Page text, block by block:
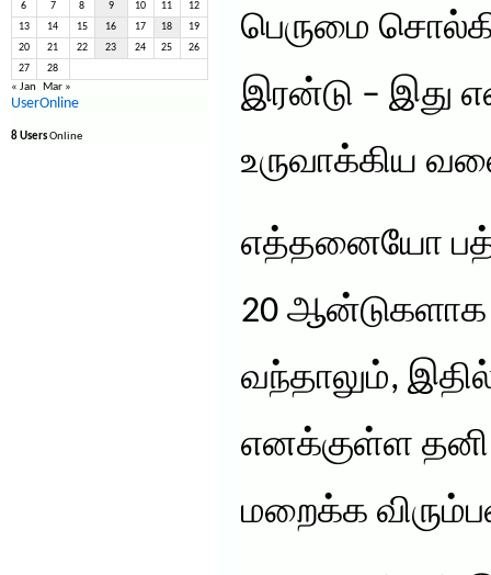
6 7 8 9 10 11 12
13 14 15 16 17 18 19
20 21 22 23 24 25 26
27 28
« Jan Mar »
UserOnline
8 UsersOnline
பெருமை
இரன்டு – இது
உருவாக்கிய
எத்தனையோ
20 ஆன்டுகளாக
வந்தாலும்,
எனக்குள்ள தனி
மறைக்க